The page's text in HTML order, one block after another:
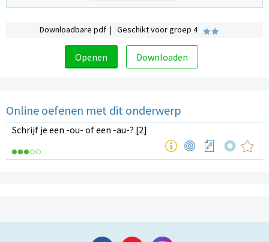
Downloadbare pdf | Geschikt voor groep 4
Openen Downloaden
Online oefenen met dit onderwerp
Schrijf je een -ou- of een -au-? [2]